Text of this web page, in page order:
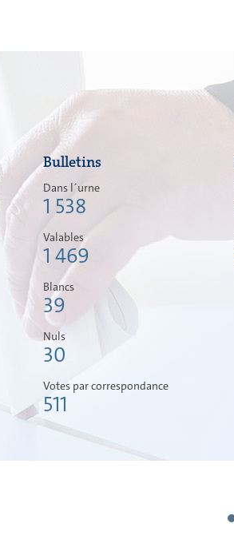
Bulletins
Dans l´urne
1 538
Valables
1 469
Blancs
39
Nuls
30
Votes par correspondance
511